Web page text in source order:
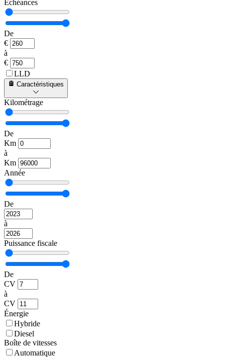
Échéances
De
€
à
€
LLD
Caractéristiques
Kilométrage
De
Km
à
Km
Année
De
à
Puissance fiscale
De
CV
à
CV
Énergie
Hybride
Diesel
Boîte de vitesses
Automatique